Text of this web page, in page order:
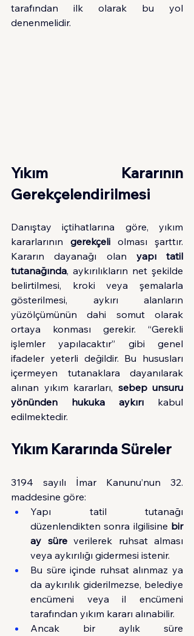
tarafından ilk olarak bu yol
denenmelidir.
Yıkım Kararının
Gerekçelendirilmesi
Danıştay içtihatlarına göre, yıkım
kararlarının gerekçeli olması şarttır.
Kararın dayanağı olan yapı tatil
tutanağında, aykırılıkların net şekilde
belirtilmesi, kroki veya şemalarla
gösterilmesi, aykırı alanların
yüzölçümünün dahi somut olarak
ortaya konması gerekir. “Gerekli
işlemler yapılacaktır” gibi genel
ifadeler yeterli değildir. Bu hususları
içermeyen tutanaklara dayanılarak
alınan yıkım kararları, sebep unsuru
yönünden hukuka aykırı kabul
edilmektedir.
Yıkım Kararında Süreler
3194 sayılı İmar Kanunu’nun 32.
maddesine göre:
Yapı tatil tutanağı
düzenlendikten sonra ilgilisine bir
ay süre verilerek ruhsat alması
veya aykırılığı gidermesi istenir.
Bu süre içinde ruhsat alınmaz ya
da aykırılık giderilmezse, belediye
encümeni veya il encümeni
tarafından yıkım kararı alınabilir.
Ancak bir aylık süre